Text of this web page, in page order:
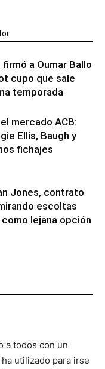
a Oumar Ballo
cupo que sale
temporada
mercado ACB:
Ellis, Baugh y
fichajes
Jones, contrato
escoltas
lejana opción
a todos con un
utilizado para irse